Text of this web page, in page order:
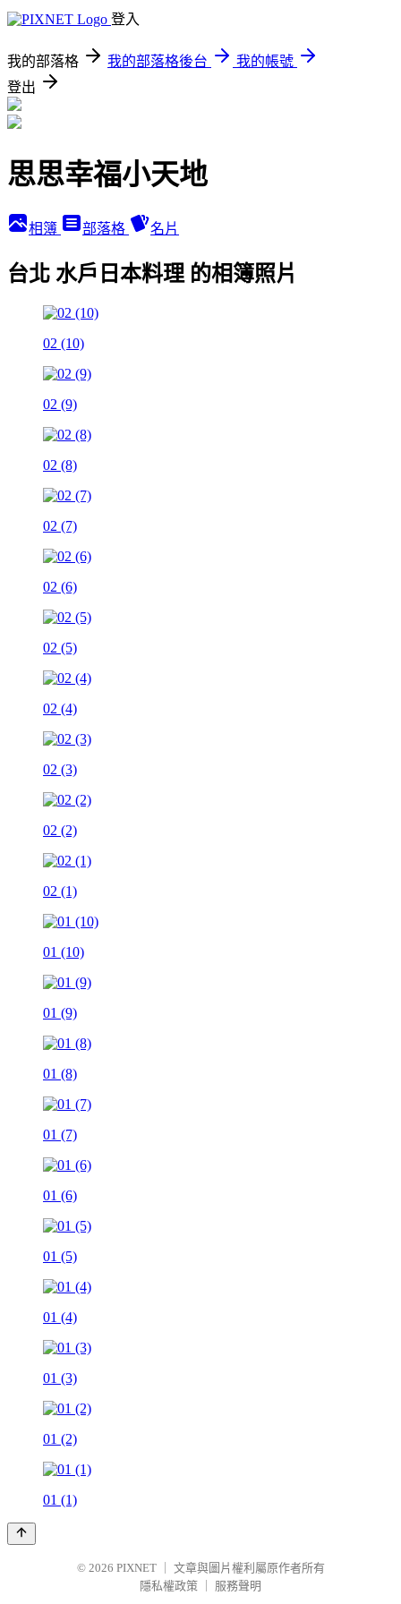
登入
我的部落格 我的部落格後台
我的帳號
登出
思思幸福小天地
相簿 部落格 名片
台北 水戶日本料理 的相簿照片
02 (10)
02 (9)
02 (8)
02 (7)
02 (6)
02 (5)
02 (4)
02 (3)
02 (2)
02 (1)
01 (10)
01 (9)
01 (8)
01 (7)
01 (6)
01 (5)
01 (4)
01 (3)
01 (2)
01 (1)
© 2026 PIXNET
文章與圖片權利屬原作者所有
隱私權政策
服務聲明